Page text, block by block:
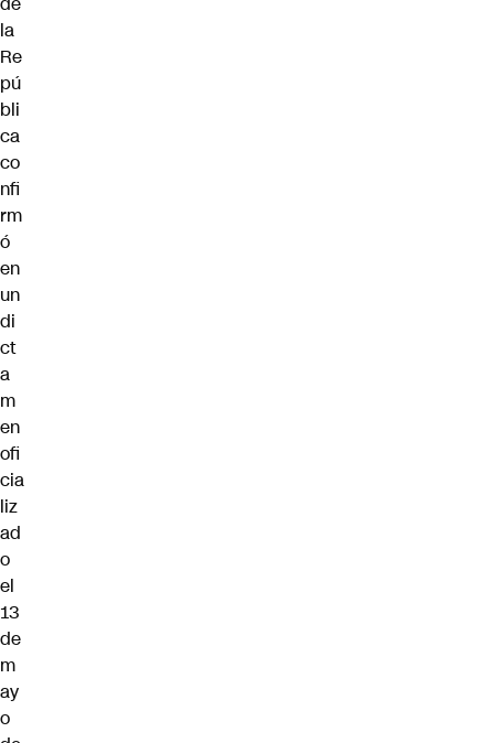
la
Re
pú
bli
ca
co
nfi
rm
ó
en
un
di
ct
a
m
en
ofi
cia
liz
ad
o
el
13
de
m
ay
o